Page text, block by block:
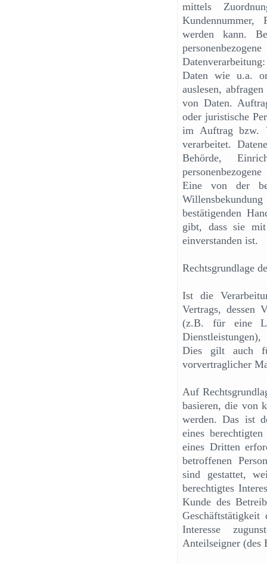
mittels
Kundennummer,
werden kann.
Daten wie u.a.
auslesen,
von Daten.
oder juristische
im Auftrag bzw.
verarbeitet.
Behörde,
Eine von der
bestätigenden
gibt, dass sie mit
einverstanden ist.
Rechtsgrundlage
Ist die
Vertrags, dessen
(z.B. für eine
Dies gilt auch
vorvertraglicher
Auf
basieren, die von
werden. Das ist
eines
eines Dritten
betroffenen
sind gestattet,
berechtigtes
Kunde des
Geschäftstätigkeit
Interesse
Anteilseigner (des